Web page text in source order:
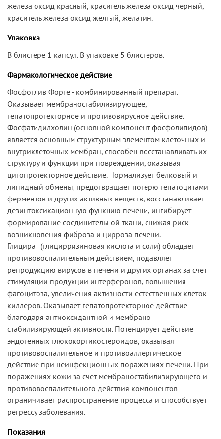
железа оксид красный, краситель железа оксид черный,
краситель железа оксид желтый, желатин.
Упаковка
В блистере 1 капсул. В упаковке 5 блистеров.
Фармакологическое действие
Фосфоглив Форте - комбинированный препарат.
Оказывает мембраностабилизирующее,
гепатопротекторное и противовирусное действие.
Фосфатидилхолин (основной компонент фосфолипидов)
является основным структурным элементом клеточных и
внутриклеточных мембран, способен восстанавливать их
структуру и функции при повреждении, оказывая
цитопротекторное действие. Нормализует белковый и
липидный обмены, предотвращает потерю гепатоцитами
ферментов и других активных веществ, восстанавливает
дезинтоксикационную функцию печени, ингибирует
формирование соединительной ткани, снижая риск
возникновения фиброза и цирроза печени.
Глицират (глицирризиновая кислота и соли) обладает
противовоспалительным действием, подавляет
репродукцию вирусов в печени и других органах за счет
стимуляции продукции интерферонов, повышения
фагоцитоза, увеличения активности естественных клеток-
киллеров. Оказывает гепатопротекторное действие
благодаря антиоксидантной и мембрано-
стабилизирующей активности. Потенцирует действие
эндогенных глюкокортикостероидов, оказывая
противовоспалительное и противоаллергическое
действие при неинфекционных поражениях печени. При
поражениях кожи за счет мембраностабилизирующего и
противовоспалительного действия компонентов
ограничивает распространение процесса и способствует
регрессу заболевания.
Показания